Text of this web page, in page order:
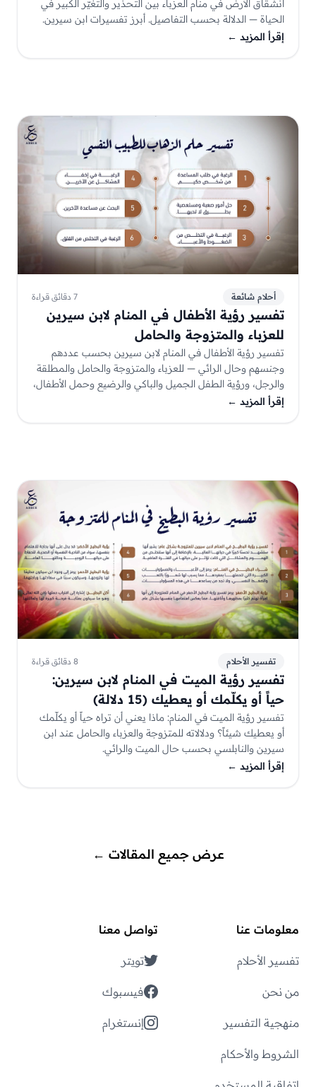
انشقاق الأرض في منام العزباء بين التحذير والتغيّر الكبير في
الحياة — الدلالة بحسب التفاصيل. أبرز تفسيرات ابن سيرين.
إقرأ المزيد ←
أحلام شائعة 7 دقائق قراءة
تفسير رؤية الأطفال في المنام لابن سيرين
للعزباء والمتزوجة والحامل
تفسير رؤية الأطفال في المنام لابن سيرين بحسب عددهم
وجنسهم وحال الرائي — للعزباء والمتزوجة والحامل والمطلقة
والرجل، ورؤية الطفل الجميل والباكي والرضيع وحمل الأطفال،
مع أسئلة شائعة. تأويلٌ يُستأنس به لا يُقطع به.
إقرأ المزيد ←
تفسير الأحلام 8 دقائق قراءة
تفسير رؤية الميت في المنام لابن سيرين:
حياً أو يكلّمك أو يعطيك (15 دلالة)
تفسير رؤية الميت في المنام: ماذا يعني أن تراه حياً أو يكلّمك
أو يعطيك شيئاً؟ ودلالاته للمتزوجة والعزباء والحامل عند ابن
سيرين والنابلسي بحسب حال الميت والرائي.
إقرأ المزيد ←
عرض جميع المقالات ←
معلومات عنا
تفسير الأحلام
من نحن
منهجية التفسير
الشروط والأحكام
تواصل معنا
تويتر
فيسبوك
إنستغرام